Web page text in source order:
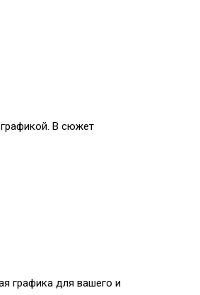
графикой. В сюжет
графика для вашего и